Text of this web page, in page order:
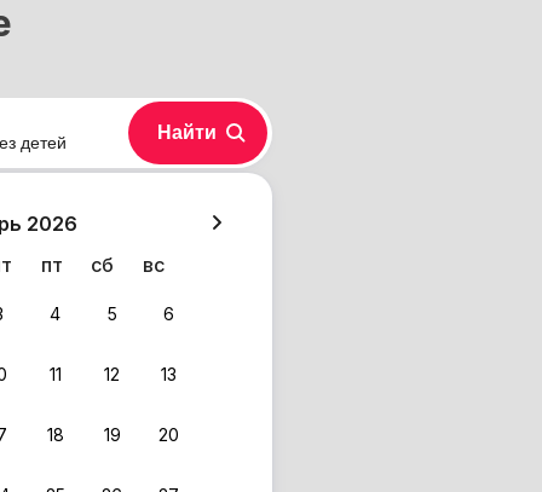
2026
пт сб вс
4 5 6
11 12 13
18 19 20
детей Найти